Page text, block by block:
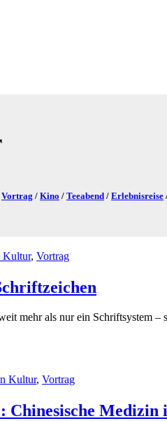
Vortrag / Kino / Teeabend / Erlebnisreise
Kultur, Vortrag
mehr als nur ein Schriftsystem –
Kultur, Vortrag
Chinesische Medizin